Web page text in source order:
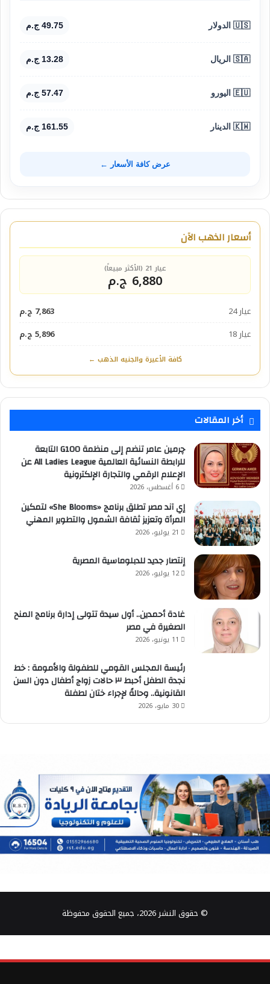
🇺🇸 الدولار 49.75 ج.م
🇸🇦 الريال 13.28 ج.م
🇪🇺 اليورو 57.47 ج.م
🇰🇼 الدينار 161.55 ج.م
عرض كافة الأسعار ←
أسعار الذهب الآن
عيار 21 (الأكثر مبيعاً)
6,880 ج.م
عيار 24
7,863 ج.م
عيار 18
5,896 ج.م
كافة الأعيرة والجنيه الذهب ←
أخر المقالات
چرمين عامر تنضم إلى منظمة G100 التابعة
للرابطة النسائية العالمية All Ladies League عن
الإعلام الرقمي والتجارة الإلكترونية
6 أغسطس، 2026
إي آند مصر تطلق برنامج «She Blooms» لتمكين
المرأة وتعزيز ثقافة الشمول والتطوير المهني
21 يوليو، 2026
إنتصار جديد للدبلوماسية المصرية
12 يوليو، 2026
غادة أحمدين.. أول سيدة تتولى إدارة برنامج المنح
الصغيرة في مصر
11 يونيو، 2026
رئيسة المجلس القومي للطفولة والأمومة : خط
نجدة الطفل أحبط ٣ حالات زواج أطفال دون السن
القانونية.. وحالةً لإجراء ختان لطفلة
30 مايو، 2026
© حقوق النشر 2026، جميع الحقوق محفوظة